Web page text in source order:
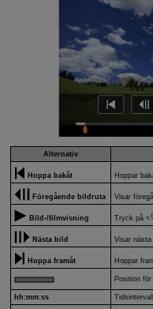
Alternativ
Hoppa bakåt Hoppar
Föregående bildruta Visar
Bild-/filmvisning Tryck på
Nästa bild Visar
Hoppa framåt Hoppar
Position
hh:mm:ss